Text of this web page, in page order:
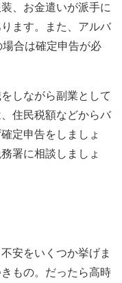
、お金遣いが派手に
ます。また、アルバ
合は確定申告が必
しながら副業として
住民税額などからバ
定申告をしましょ
署に相談しましょ
安をいくつか挙げま
もの。だったら高時